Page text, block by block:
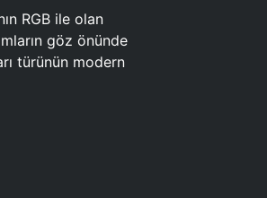
RGB ile olan
göz önünde
türünün modern